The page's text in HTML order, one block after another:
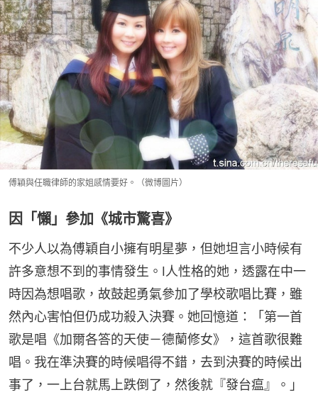
傅穎與任職律師的家姐感情要好。（微博圖片）
因「懶」參加《城市驚喜》
不少人以為傅穎自小擁有明星夢，但她坦言小時候有
許多意想不到的事情發生。I人性格的她，透露在中一
時因為想唱歌，故鼓起勇氣參加了學校歌唱比賽，雖
然內心害怕但仍成功殺入決賽。她回憶道：「第一首
歌是唱《加爾各答的天使－德蘭修女》，這首歌很難
唱。我在準決賽的時候唱得不錯，去到決賽的時候出
事了，一上台就馬上跌倒了，然後就『發台瘟』。」